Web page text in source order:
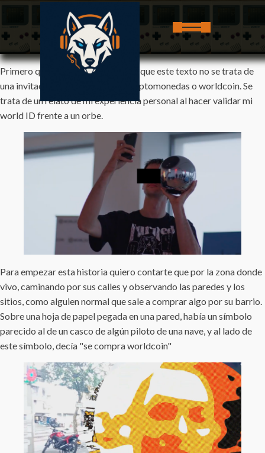
Primero que todo quiero contarles que este texto no se trata de
una invitación a que inviertas en criptomonedas o worldcoin. Se
trata de un relato de mi experiencia personal al hacer validar mi
world ID frente a un orbe.
Para empezar esta historia quiero contarte que por la zona donde
vivo, caminando por sus calles y observando las paredes y los
sitios, como alguien normal que sale a comprar algo por su barrio.
Sobre una hoja de papel pegada en una pared, había un símbolo
parecido al de un casco de algún piloto de una nave, y al lado de
este símbolo, decía "se compra worldcoin"